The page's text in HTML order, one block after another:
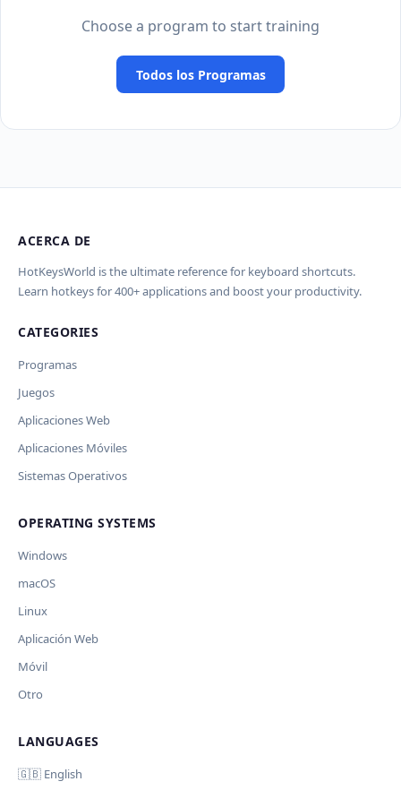
Choose a program to start training
Todos los Programas
ACERCA DE
HotKeysWorld is the ultimate reference for keyboard shortcuts.
Learn hotkeys for 400+ applications and boost your productivity.
CATEGORIES
Programas
Juegos
Aplicaciones Web
Aplicaciones Móviles
Sistemas Operativos
OPERATING SYSTEMS
Windows
macOS
Linux
Aplicación Web
Móvil
Otro
LANGUAGES
🇬🇧 English